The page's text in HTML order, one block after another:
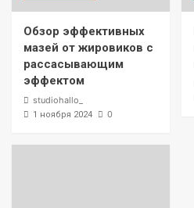
Обзор эффективных
мазей от жировиков с
рассасывающим
эффектом
studiohallo_
1 ноября 2024 0